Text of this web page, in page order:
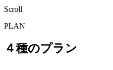
Scroll
PLAN
４種のプラン